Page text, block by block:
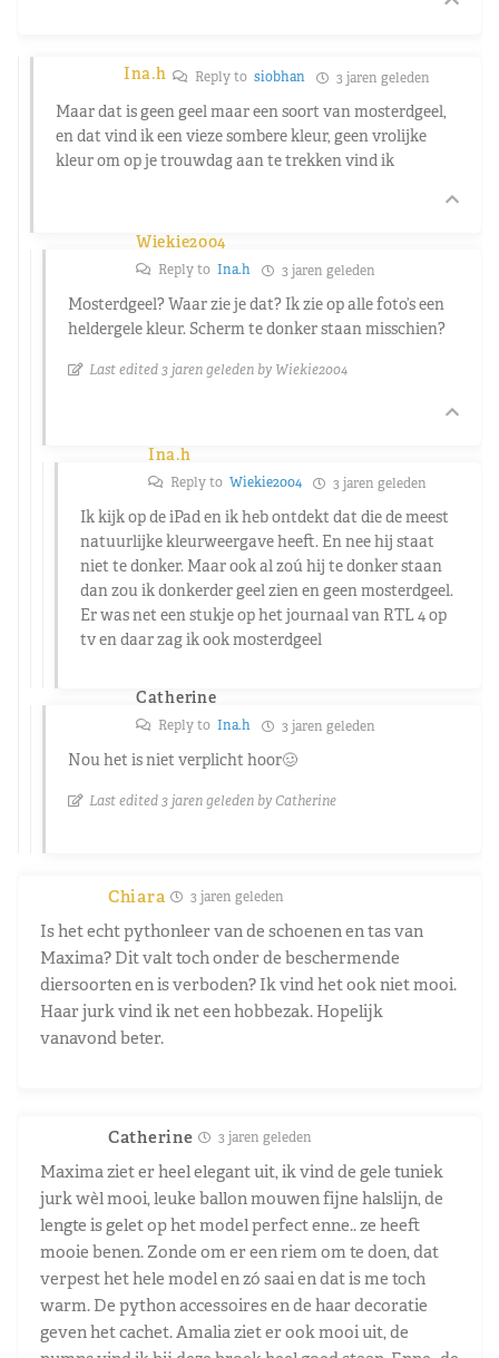
Ina.h Reply to siobhan 3 jaren geleden
Maar dat is geen geel maar een soort van mosterdgeel,
en dat vind ik een vieze sombere kleur, geen vrolijke
kleur om op je trouwdag aan te trekken vind ik
Wiekie2004
Reply to Ina.h 3 jaren geleden
Mosterdgeel? Waar zie je dat? Ik zie op alle foto’s een
heldergele kleur. Scherm te donker staan misschien?
Last edited 3 jaren geleden by Wiekie2004
Ina.h
Reply to Wiekie2004 3 jaren geleden
Ik kijk op de iPad en ik heb ontdekt dat die de meest
natuurlijke kleurweergave heeft. En nee hij staat
niet te donker. Maar ook al zoú hij te donker staan
dan zou ik donkerder geel zien en geen mosterdgeel.
Er was net een stukje op het journaal van RTL 4 op
tv en daar zag ik ook mosterdgeel
Catherine
Reply to Ina.h 3 jaren geleden
Nou het is niet verplicht hoor🥴
Last edited 3 jaren geleden by Catherine
Chiara 3 jaren geleden
Is het echt pythonleer van de schoenen en tas van
Maxima? Dit valt toch onder de beschermende
diersoorten en is verboden? Ik vind het ook niet mooi.
Haar jurk vind ik net een hobbezak. Hopelijk
vanavond beter.
Catherine 3 jaren geleden
Maxima ziet er heel elegant uit, ik vind de gele tuniek
jurk wèl mooi, leuke ballon mouwen fijne halslijn, de
lengte is gelet op het model perfect enne.. ze heeft
mooie benen. Zonde om er een riem om te doen, dat
verpest het hele model en zó saai en dat is me toch
warm. De python accessoires en de haar decoratie
geven het cachet. Amalia ziet er ook mooi uit, de